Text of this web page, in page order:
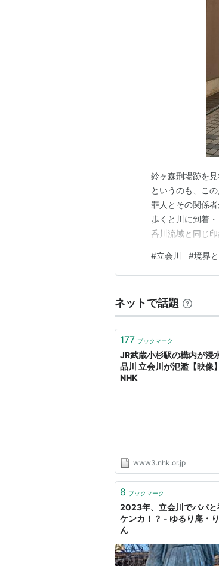
鈴ヶ森刑場跡を
というのも、こ
罪人とその関係
歩くと川に到着
呑川流域と同じ
そうな感じがす
街はこんな感じ
#立会川 #境界
ネットで話題
177 ブックマーク
JR武蔵小杉駅の構内が浸
品川 立会川が氾濫【映像】
NHK
www3.nhk.or.jp
8 ブックマーク
2023年、立会川でパパと
ケンカ！？ - ゆるり庵・
ん